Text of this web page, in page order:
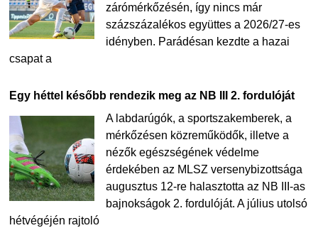
zárómérkőzésén, így nincs már
százszázalékos együttes a 2026/27-es
idényben. Parádésan kezdte a hazai
csapat a
Egy héttel később rendezik meg az NB III 2. fordulóját
A labdarúgók, a sportszakemberek, a
mérkőzésen közreműködők, illetve a
nézők egészségének védelme
érdekében az MLSZ versenybizottsága
augusztus 12-re halasztotta az NB III-as
bajnokságok 2. fordulóját. A július utolsó
hétvégéjén rajtoló